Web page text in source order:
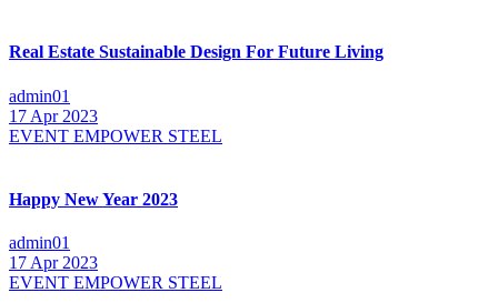
Real Estate Sustainable Design For Future Living
admin01
17 Apr 2023
EVENT EMPOWER STEEL
Happy New Year 2023
admin01
17 Apr 2023
EVENT EMPOWER STEEL